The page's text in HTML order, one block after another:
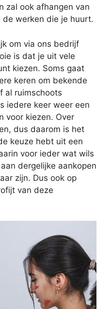
zal ook afhangen van
werken die je huurt.
om via ons bedrijf
is dat je uit vele
kiezen. Soms gaat
keren om bekende
al ruimschoots
iedere keer weer een
voor kiezen. Over
dus daarom is het
keuze hebt uit een
voor ieder wat wils
dergelijke aankopen
zijn. Dus ook op
van deze